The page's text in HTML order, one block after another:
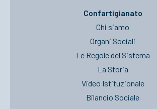
Confartigianato
Chi siamo
Organi Sociali
Le Regole del Sistema
La Storia
Video Istituzionale
Bilancio Sociale